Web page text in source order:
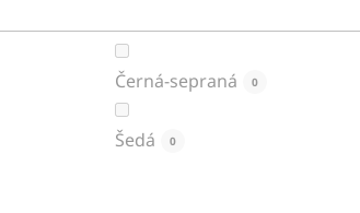
Černá-sepraná 0
Šedá 0